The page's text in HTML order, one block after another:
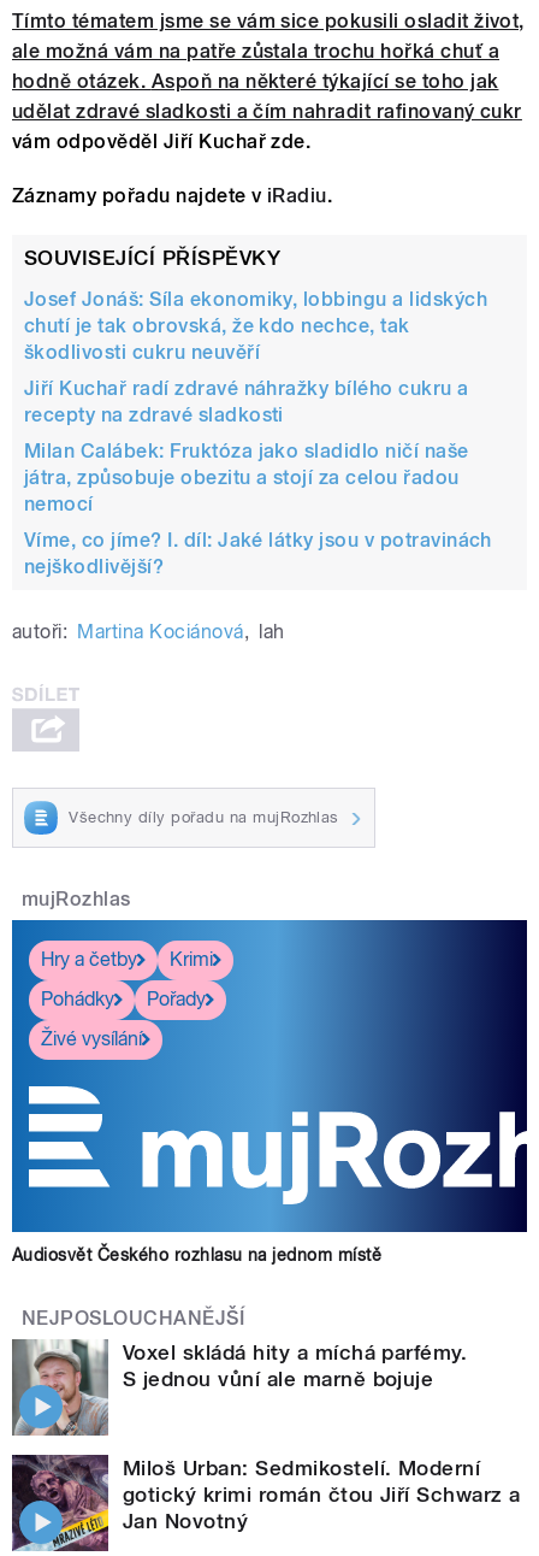
Tímto tématem jsme se vám sice pokusili osladit život,
ale možná vám na patře zůstala trochu hořká chuť a
hodně otázek. Aspoň na některé týkající se toho jak
udělat zdravé sladkosti a čím nahradit rafinovaný cukr
vám odpověděl Jiří Kuchař zde.
Záznamy pořadu najdete v iRadiu.
SOUVISEJÍCÍ PŘÍSPĚVKY
Josef Jonáš: Síla ekonomiky, lobbingu a lidských
chutí je tak obrovská, že kdo nechce, tak
škodlivosti cukru neuvěří
Jiří Kuchař radí zdravé náhražky bílého cukru a
recepty na zdravé sladkosti
Milan Calábek: Fruktóza jako sladidlo ničí naše
játra, způsobuje obezitu a stojí za celou řadou
nemocí
Víme, co jíme? I. díl: Jaké látky jsou v potravinách
nejškodlivější?
autoři: Martina Kociánová, lah
Všechny díly pořadu na mujRozhlas
mujRozhlas
Hry a četby
Krimi
Pohádky
Pořady
Živé vysílání
Audiosvět Českého rozhlasu na jednom místě
NEJPOSLOUCHANĚJŠÍ
Voxel skládá hity a míchá parfémy.
S jednou vůní ale marně bojuje
Miloš Urban: Sedmikostelí. Moderní
gotický krimi román čtou Jiří Schwarz a
Jan Novotný